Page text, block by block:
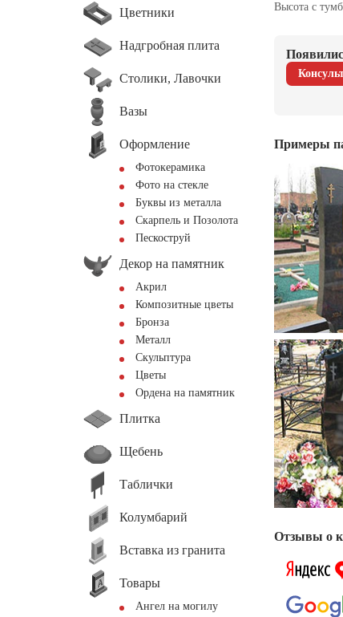
Цветники
Надгробная плита
Столики, Лавочки
Вазы
Оформление
Фотокерамика
Фото на стекле
Буквы из металла
Скарпель и Позолота
Пескоструй
Декор на памятник
Акрил
Композитные цветы
Бронза
Металл
Скульптура
Цветы
Ордена на памятник
Плитка
Щебень
Таблички
Колумбарий
Вставка из гранита
Товары
Ангел на могилу
Высота с
Примеры
Отзывы о